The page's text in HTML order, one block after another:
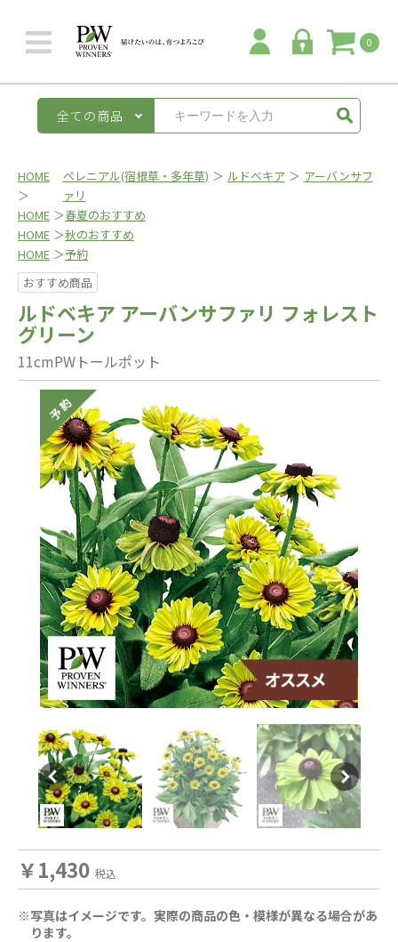
0
全ての商品
HOME
＞
ペレニアル(宿根草・多年草) ＞ ルドベキア ＞ アーバンサフ
ァリ
HOME ＞春夏のおすすめ
HOME ＞秋のおすすめ
HOME ＞予約
おすすめ商品
ルドベキア アーバンサファリ フォレスト
グリーン
11cmPWトールポット
￥1,430 税込
※写真はイメージです。実際の商品の色・模様が異なる場合があ
ります。